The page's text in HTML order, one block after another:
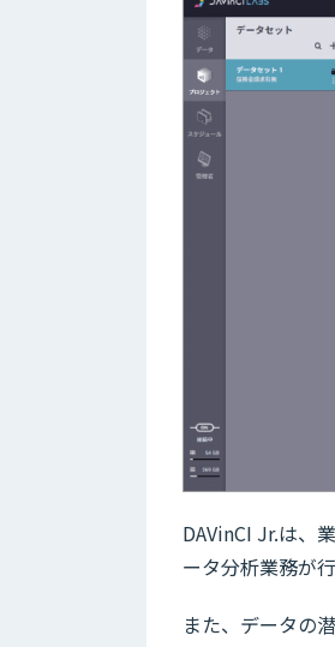
DAVinCI Jr.は、
ータ分析業務が
また、データの